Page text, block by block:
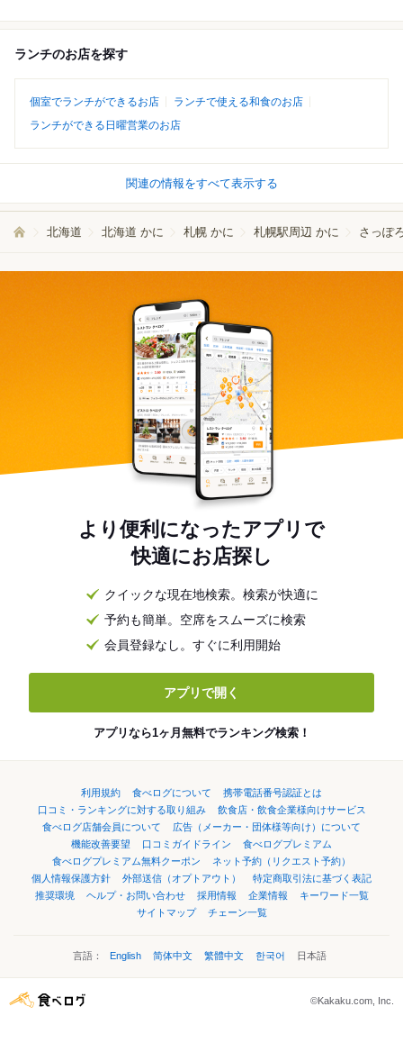
ランチのお店を探す
個室でランチができるお店
ランチで使える和食のお店
ランチができる日曜営業のお店
関連の情報をすべて表示する
北海道 北海道 かに 札幌 かに 札幌駅周辺 かに さっぽ
より便利になったアプリで
快適にお店探し
クイックな現在地検索。検索が快適に
予約も簡単。空席をスムーズに検索
会員登録なし。すぐに利用開始
アプリで開く
アプリなら1ヶ月無料でランキング検索！
利用規約 食べログについて
携帯電話番号認証とは
口コミ・ランキングに対する取り組み
飲食店・飲食企業様向けサービス
食べログ店舗会員について
広告（メーカー・団体様等向け）について
機能改善要望
口コミガイドライン
食べログプレミアム
食べログプレミアム無料クーポン
ネット予約（リクエスト予約）
個人情報保護方針
外部送信（オプトアウト）
特定商取引法に基づく表記
推奨環境
ヘルプ・お問い合わせ 採用情報 企業情報
キーワード一覧
サイトマップ
チェーン一覧
言語： English 简体中文 繁體中文 한국어 日本語
©Kakaku.com, Inc.